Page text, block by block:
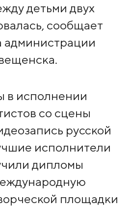
детьми двух
сообщает
администрации
в исполнении
со сцены
русской
исполнители
дипломы
площадки